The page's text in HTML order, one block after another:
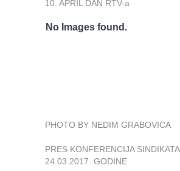
10. APRIL DAN RTV-a
No Images found.
PHOTO BY NEDIM GRABOVICA
PRES KONFERENCIJA SINDIKATA
24.03.2017. GODINE